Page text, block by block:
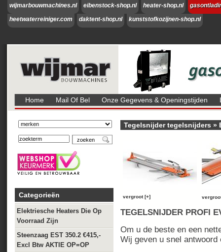
wijmarbouwmachines.nl eibenstock-shop.nl heater-shop.nl
heetwaterreiniger.com
daktent-shop.nl kunststofkozijnen-shop.nl
Home Mail Of Bel Onze Gegevens & Openingstijden
Categorieën
Elektriesche Heaters Die Op
Voorraad Zijn
Steenzaag EST 350.2 €415,-
Excl Btw AKTIE OP=OP
Tegelsnijder tegelsnijders »
vergroot [+]
TEGELSNIJDER PROFI
Om u de beste en een
Wij geven u snel antwoord